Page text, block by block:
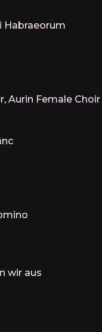
Habraeorum
Aurin Female Choir
wir aus